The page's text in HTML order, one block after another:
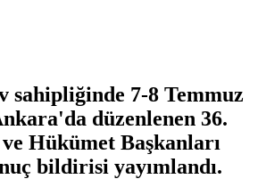
sahipliğinde 7-8 Temmuz
düzenlenen 36.⁠
Hükümet Başkanları
bildirisi yayımlandı.